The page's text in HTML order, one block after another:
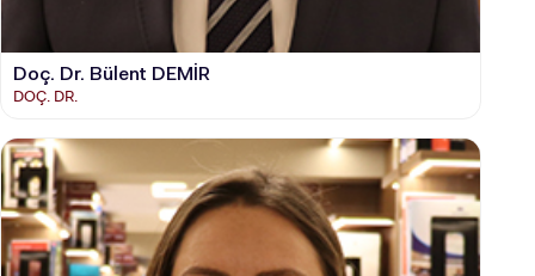
Doç. Dr. Bülent DEMİR
DOÇ. DR.